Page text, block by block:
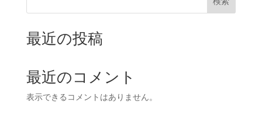
最近の投稿
最近のコメント
表示できるコメントはありません。